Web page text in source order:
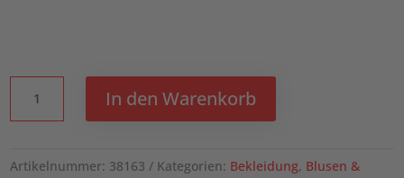
langärmlige
In den Warenkorb
Artikelnummer: 38163 Kategorien: Bekleidung, Blusen &